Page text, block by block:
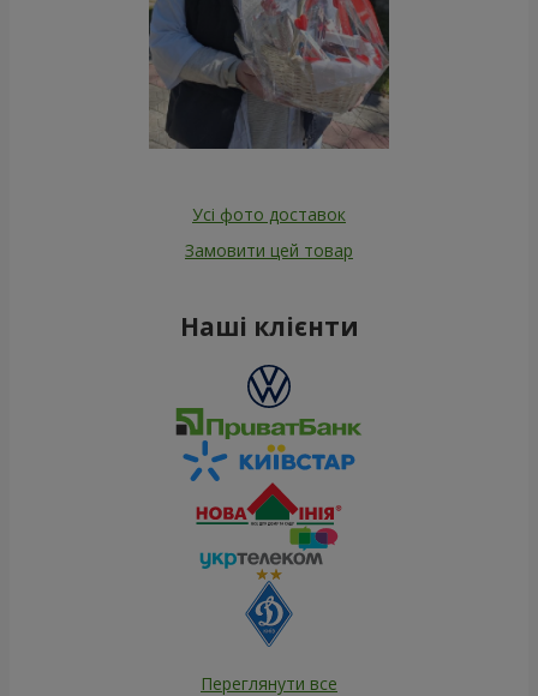
Усі фото доставок
Замовити цей товар
Наші клієнти
Переглянути все